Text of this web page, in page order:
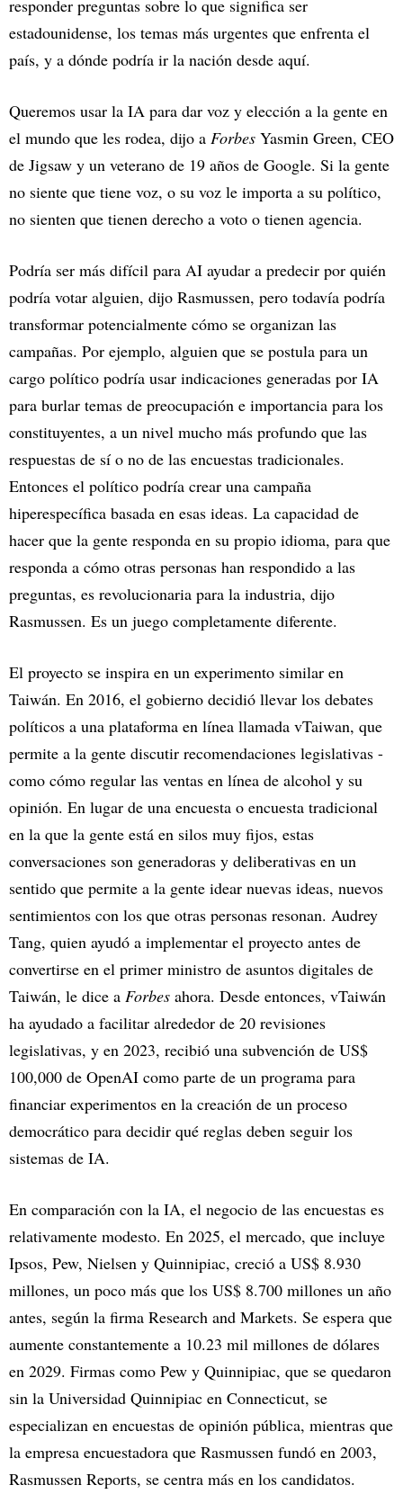
responder preguntas sobre lo que significa ser
estadounidense, los temas más urgentes que enfrenta el
país, y a dónde podría ir la nación desde aquí.
Queremos usar la IA para dar voz y elección a la gente en
el mundo que les rodea, dijo a Forbes Yasmin Green, CEO
de Jigsaw y un veterano de 19 años de Google. Si la gente
no siente que tiene voz, o su voz le importa a su político,
no sienten que tienen derecho a voto o tienen agencia.
Podría ser más difícil para AI ayudar a predecir por quién
podría votar alguien, dijo Rasmussen, pero todavía podría
transformar potencialmente cómo se organizan las
campañas. Por ejemplo, alguien que se postula para un
cargo político podría usar indicaciones generadas por IA
para burlar temas de preocupación e importancia para los
constituyentes, a un nivel mucho más profundo que las
respuestas de sí o no de las encuestas tradicionales.
Entonces el político podría crear una campaña
hiperespecífica basada en esas ideas. La capacidad de
hacer que la gente responda en su propio idioma, para que
responda a cómo otras personas han respondido a las
preguntas, es revolucionaria para la industria, dijo
Rasmussen. Es un juego completamente diferente.
El proyecto se inspira en un experimento similar en
Taiwán. En 2016, el gobierno decidió llevar los debates
políticos a una plataforma en línea llamada vTaiwan, que
permite a la gente discutir recomendaciones legislativas -
como cómo regular las ventas en línea de alcohol y su
opinión. En lugar de una encuesta o encuesta tradicional
en la que la gente está en silos muy fijos, estas
conversaciones son generadoras y deliberativas en un
sentido que permite a la gente idear nuevas ideas, nuevos
sentimientos con los que otras personas resonan. Audrey
Tang, quien ayudó a implementar el proyecto antes de
convertirse en el primer ministro de asuntos digitales de
Taiwán, le dice a Forbes ahora. Desde entonces, vTaiwán
ha ayudado a facilitar alrededor de 20 revisiones
legislativas, y en 2023, recibió una subvención de US$
100,000 de OpenAI como parte de un programa para
financiar experimentos en la creación de un proceso
democrático para decidir qué reglas deben seguir los
sistemas de IA.
En comparación con la IA, el negocio de las encuestas es
relativamente modesto. En 2025, el mercado, que incluye
Ipsos, Pew, Nielsen y Quinnipiac, creció a US$ 8.930
millones, un poco más que los US$ 8.700 millones un año
antes, según la firma Research and Markets. Se espera que
aumente constantemente a 10.23 mil millones de dólares
en 2029. Firmas como Pew y Quinnipiac, que se quedaron
sin la Universidad Quinnipiac en Connecticut, se
especializan en encuestas de opinión pública, mientras que
la empresa encuestadora que Rasmussen fundó en 2003,
Rasmussen Reports, se centra más en los candidatos.